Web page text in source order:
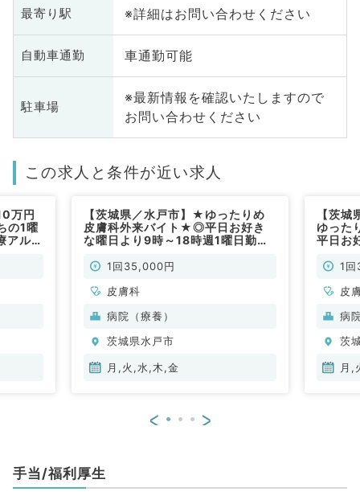
最寄り駅 ※詳細はお問い合わせください
自動車通勤 車通勤可能
駐車場
※最新情報を確認いたしますので
お問い合わせください
この求人と条件が近い求人
万円
の1曜
アルバ
【茨城県／水戸市】★ゆったりめ
皮膚科外来バイト★◎平日お好き
な曜日より9時～18時週1曜日勤務
膚科／非常勤）
1回35,000円
皮膚科
病院（療養）
茨城県水戸市
月,火,水,木,金
【茨
ゆった
平日お
膚科／
1
皮
病
茨
月,
< >
手当/福利厚生